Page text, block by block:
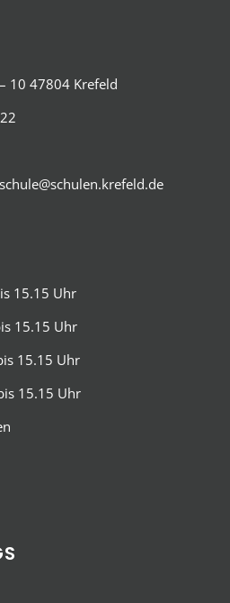
10 47804 Krefeld
15.15 Uhr
15.15 Uhr
15.15 Uhr
15.15 Uhr